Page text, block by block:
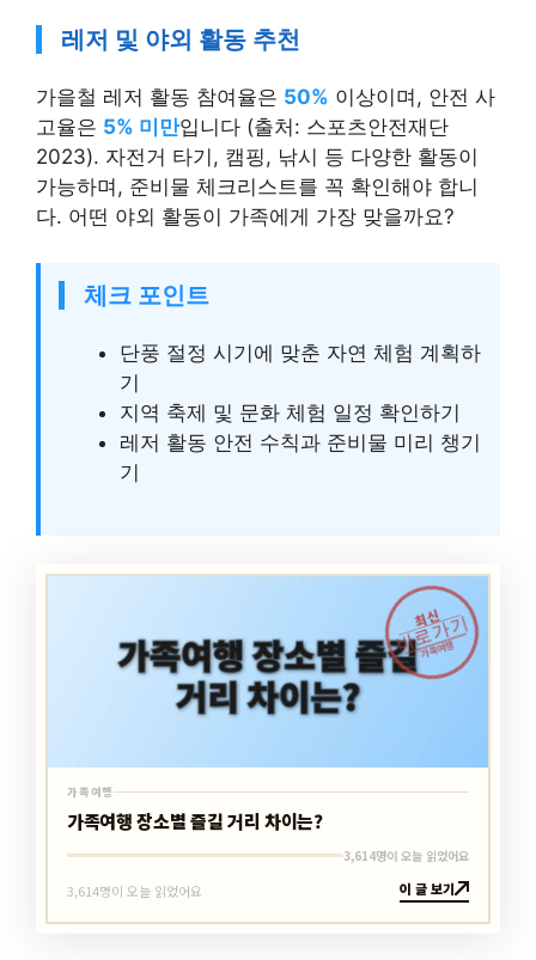
레저 및 야외 활동 추천
가을철 레저 활동 참여율은 50% 이상이며, 안전 사
고율은 5% 미만입니다 (출처: 스포츠안전재단
2023). 자전거 타기, 캠핑, 낚시 등 다양한 활동이
가능하며, 준비물 체크리스트를 꼭 확인해야 합니
다. 어떤 야외 활동이 가족에게 가장 맞을까요?
체크 포인트
단풍 절정 시기에 맞춘 자연 체험 계획하
기
지역 축제 및 문화 체험 일정 확인하기
레저 활동 안전 수칙과 준비물 미리 챙기
기
최신
바로가기
가족여행
가족여행
가족여행 장소별 즐길 거리 차이는?
3,614명이 오늘 읽었어요
3,614명이 오늘 읽었어요 이 글 보기